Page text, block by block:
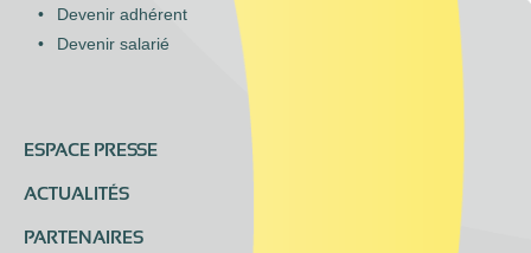
Devenir adhérent
Devenir salarié
ESPACE PRESSE
ACTUALITÉS
PARTENAIRES